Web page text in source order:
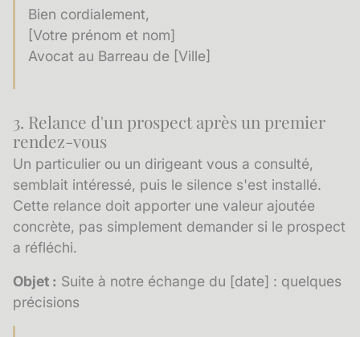
Bien cordialement,
[Votre prénom et nom]
Avocat au Barreau de [Ville]
3. Relance d'un prospect après un premier
rendez-vous
Un particulier ou un dirigeant vous a consulté,
semblait intéressé, puis le silence s'est installé.
Cette relance doit apporter une valeur ajoutée
concrète, pas simplement demander si le prospect
a réfléchi.
Objet : Suite à notre échange du [date] : quelques
précisions